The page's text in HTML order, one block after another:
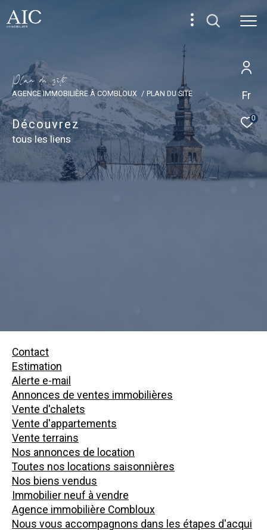
Fr
0
Plan du site
AGENCE IMMOBILIÈRE À COMBLOUX PLAN DU SITE
Découvrez
tous les liens
Contact
Estimation
Alerte e-mail
Annonces de ventes immobilières
Vente d'chalets
Vente d'appartements
Vente terrains
Nos annonces de location
Toutes nos locations saisonnières
Nos biens vendus
Immobilier neuf à vendre
Agence immobilière Combloux
Nous vous accompagnons dans les étapes d'acqui